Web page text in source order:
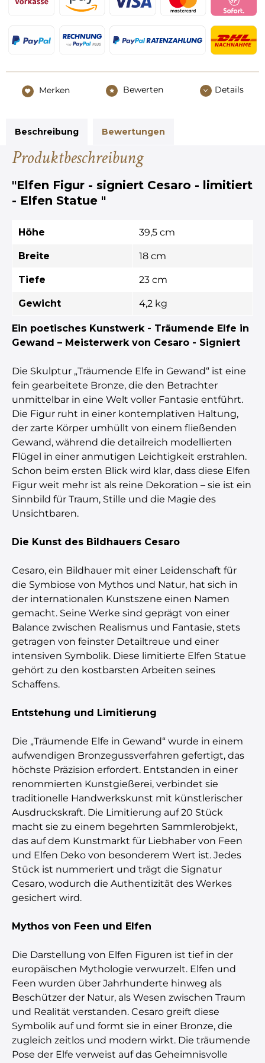
Merken Bewerten Details
Beschreibung Bewertungen
Produktbeschreibung
"Elfen Figur - signiert Cesaro - limitiert
- Elfen Statue "
Höhe 39,5 cm
Breite 18 cm
Tiefe 23 cm
Gewicht 4,2 kg
Ein poetisches Kunstwerk - Träumende Elfe in
Gewand – Meisterwerk von Cesaro - Signiert
Die Skulptur „Träumende Elfe in Gewand“ ist eine
fein gearbeitete Bronze, die den Betrachter
unmittelbar in eine Welt voller Fantasie entführt.
Die Figur ruht in einer kontemplativen Haltung,
der zarte Körper umhüllt von einem fließenden
Gewand, während die detailreich modellierten
Flügel in einer anmutigen Leichtigkeit erstrahlen.
Schon beim ersten Blick wird klar, dass diese Elfen
Figur weit mehr ist als reine Dekoration – sie ist ein
Sinnbild für Traum, Stille und die Magie des
Unsichtbaren.
Die Kunst des Bildhauers Cesaro
Cesaro, ein Bildhauer mit einer Leidenschaft für
die Symbiose von Mythos und Natur, hat sich in
der internationalen Kunstszene einen Namen
gemacht. Seine Werke sind geprägt von einer
Balance zwischen Realismus und Fantasie, stets
getragen von feinster Detailtreue und einer
intensiven Symbolik. Diese limitierte Elfen Statue
gehört zu den kostbarsten Arbeiten seines
Schaffens.
Entstehung und Limitierung
Die „Träumende Elfe in Gewand“ wurde in einem
aufwendigen Bronzegussverfahren gefertigt, das
höchste Präzision erfordert. Entstanden in einer
renommierten Kunstgießerei, verbindet sie
traditionelle Handwerkskunst mit künstlerischer
Ausdruckskraft. Die Limitierung auf 20 Stück
macht sie zu einem begehrten Sammlerobjekt,
das auf dem Kunstmarkt für Liebhaber von Feen
und Elfen Deko von besonderem Wert ist. Jedes
Stück ist nummeriert und trägt die Signatur
Cesaro, wodurch die Authentizität des Werkes
gesichert wird.
Mythos von Feen und Elfen
Die Darstellung von Elfen Figuren ist tief in der
europäischen Mythologie verwurzelt. Elfen und
Feen wurden über Jahrhunderte hinweg als
Beschützer der Natur, als Wesen zwischen Traum
und Realität verstanden. Cesaro greift diese
Symbolik auf und formt sie in einer Bronze, die
zugleich zeitlos und modern wirkt. Die träumende
Pose der Elfe verweist auf das Geheimnisvolle